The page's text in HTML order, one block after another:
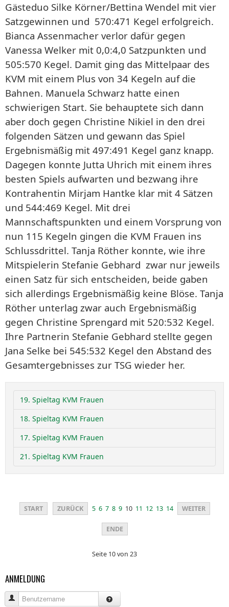
Gästeduo Silke Körner/Bettina Wendel mit vier
Satzgewinnen und 570:471 Kegel erfolgreich.
Bianca Assenmacher verlor dafür gegen
Vanessa Welker mit 0,0:4,0 Satzpunkten und
505:570 Kegel. Damit ging das Mittelpaar des
KVM mit einem Plus von 34 Kegeln auf die
Bahnen. Manuela Schwarz hatte einen
schwierigen Start. Sie behauptete sich dann
aber doch gegen Christine Nikiel in den drei
folgenden Sätzen und gewann das Spiel
Ergebnismäßig mit 497:491 Kegel ganz knapp.
Dagegen konnte Jutta Uhrich mit einem ihres
besten Spiels aufwarten und bezwang ihre
Kontrahentin Mirjam Hantke klar mit 4 Sätzen
und 544:469 Kegel. Mit drei
Mannschaftspunkten und einem Vorsprung von
nun 115 Kegeln gingen die KVM Frauen ins
Schlussdrittel. Tanja Röther konnte, wie ihre
Mitspielerin Stefanie Gebhard zwar nur jeweils
einen Satz für sich entscheiden, beide gaben
sich allerdings Ergebnismäßig keine Blöse. Tanja
Röther unterlag zwar auch Ergebnismäßig
gegen Christine Sprengard mit 520:532 Kegel.
Ihre Partnerin Stefanie Gebhard stellte gegen
Jana Selke bei 545:532 Kegel den Abstand des
Gesamtergebnisses zur TSG wieder her.
19. Spieltag KVM Frauen
18. Spieltag KVM Frauen
17. Spieltag KVM Frauen
21. Spieltag KVM Frauen
START ZURÜCK 5 6 7 8 9 10 11 12 13 14 WEITER
ENDE
Seite 10 von 23
ANMELDUNG
Benutzername